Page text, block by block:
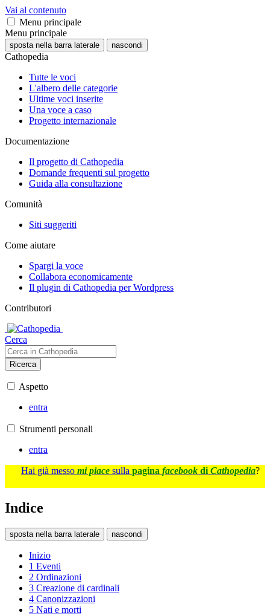
Vai al contenuto
Menu principale
Menu principale
sposta nella barra laterale nascondi
Cathopedia
Tutte le voci
L'albero delle categorie
Ultime voci inserite
Una voce a caso
Progetto internazionale
Documentazione
Il progetto di Cathopedia
Domande frequenti sul progetto
Guida alla consultazione
Comunità
Siti suggeriti
Come aiutare
Spargi la voce
Collabora economicamente
Il plugin di Cathopedia per Wordpress
Contributori
Cerca
Ricerca
Aspetto
entra
Strumenti personali
entra
Hai già messo mi piace sulla pagina facebook di Cathopedia?
Indice
sposta nella barra laterale nascondi
Inizio
1 Eventi
2 Ordinazioni
3 Creazione di cardinali
4 Canonizzazioni
5 Nati e morti